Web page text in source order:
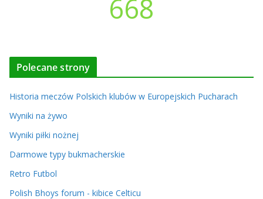
668
Polecane strony
Historia meczów Polskich klubów w Europejskich Pucharach
Wyniki na żywo
Wyniki piłki nożnej
Darmowe typy bukmacherskie
Retro Futbol
Polish Bhoys forum - kibice Celticu